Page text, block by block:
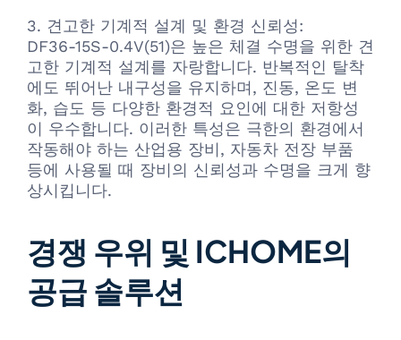
3. 견고한 기계적 설계 및 환경 신뢰성:
DF36-15S-0.4V(51)은 높은 체결 수명을 위한 견
고한 기계적 설계를 자랑합니다. 반복적인 탈착
에도 뛰어난 내구성을 유지하며, 진동, 온도 변
화, 습도 등 다양한 환경적 요인에 대한 저항성
이 우수합니다. 이러한 특성은 극한의 환경에서
작동해야 하는 산업용 장비, 자동차 전장 부품
등에 사용될 때 장비의 신뢰성과 수명을 크게 향
상시킵니다.
경쟁 우위 및 ICHOME의
공급 솔루션